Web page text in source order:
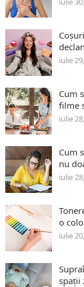
iulie
Cum
filme
iulie
Cum
nu
iulie
o
iulie
spații